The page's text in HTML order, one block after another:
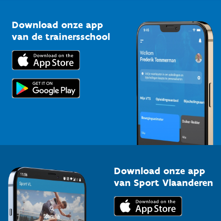
Bedrijven
Trainers en begeleiders
Topsporters
Kennisplatform
Downloads
Voor de pers
Download onze app
van de trainersschool
Download onze app
van Sport Vlaanderen